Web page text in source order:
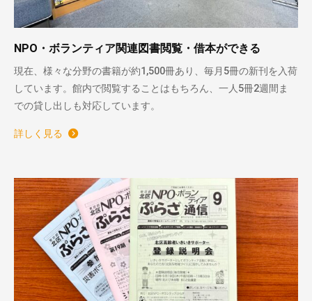
NPO・ボランティア関連図書閲覧・借本ができる
現在、様々な分野の書籍が約1,500冊あり、毎月5冊の新刊を入荷
しています。館内で閲覧することはもちろん、一人5冊2週間ま
での貸し出しも対応しています。
詳しく見る